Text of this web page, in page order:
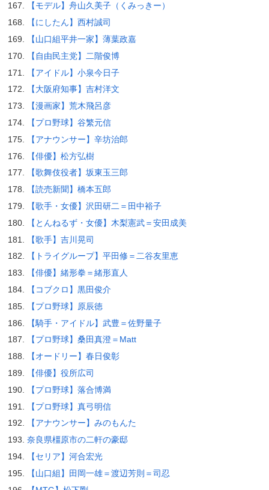
【モデル】舟山久美子（くみっきー）
【にしたん】西村誠司
【山口組平井一家】薄葉政嘉
【自由民主党】二階俊博
【アイドル】小泉今日子
【大阪府知事】吉村洋文
【漫画家】荒木飛呂彦
【プロ野球】谷繁元信
【アナウンサー】辛坊治郎
【俳優】松方弘樹
【歌舞伎役者】坂東玉三郎
【読売新聞】橋本五郎
【歌手・女優】沢田研二＝田中裕子
【とんねるず・女優】木梨憲武＝安田成美
【歌手】吉川晃司
【トライグループ】平田修＝二谷友里恵
【俳優】緒形拳＝緒形直人
【コブクロ】黒田俊介
【プロ野球】原辰徳
【騎手・アイドル】武豊＝佐野量子
【プロ野球】桑田真澄＝Matt
【オードリー】春日俊彰
【俳優】役所広司
【プロ野球】落合博満
【プロ野球】真弓明信
【アナウンサー】みのもんた
奈良県橿原市の二軒の豪邸
【セリア】河合宏光
【山口組】田岡一雄＝渡辺芳則＝司忍